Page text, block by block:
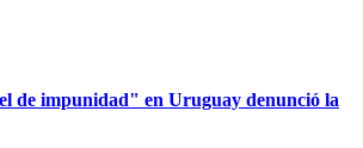
de impunidad" en Uruguay denunció la